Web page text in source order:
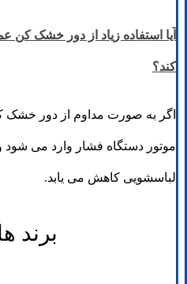
آیا استفاده زیاد از دور خشک‌
کند؟
اگر به صورت مداوم از دور خشک
موتور دستگاه فشار وارد می شود
لباسشویی کاهش می یابد.
برند